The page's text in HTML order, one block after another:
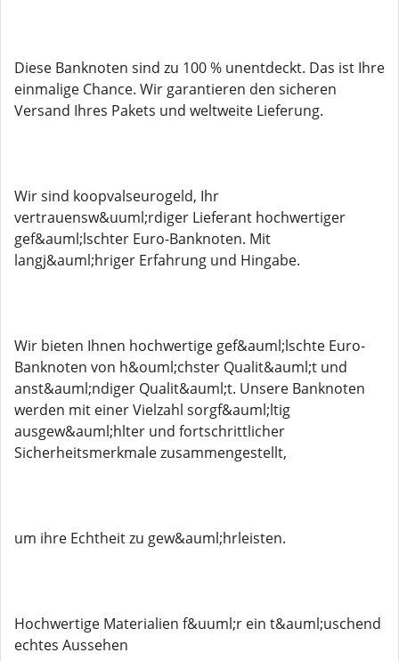
Diese Banknoten sind zu 100 % unentdeckt. Das ist Ihre
einmalige Chance. Wir garantieren den sicheren
Versand Ihres Pakets und weltweite Lieferung.
Wir sind koopvalseurogeld, Ihr
vertrauensw&uuml;rdiger Lieferant hochwertiger
gef&auml;lschter Euro-Banknoten. Mit
langj&auml;hriger Erfahrung und Hingabe.
Wir bieten Ihnen hochwertige gef&auml;lschte Euro-
Banknoten von h&ouml;chster Qualit&auml;t und
anst&auml;ndiger Qualit&auml;t. Unsere Banknoten
werden mit einer Vielzahl sorgf&auml;ltig
ausgew&auml;hlter und fortschrittlicher
Sicherheitsmerkmale zusammengestellt,
um ihre Echtheit zu gew&auml;hrleisten.
Hochwertige Materialien f&uuml;r ein t&auml;uschend
echtes Aussehen